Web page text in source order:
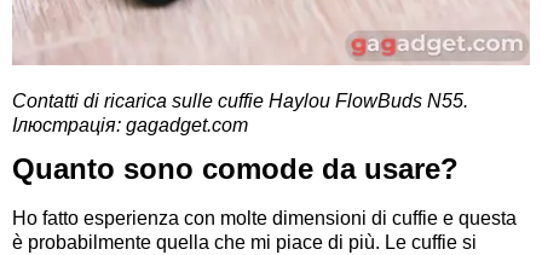
Contatti di ricarica sulle cuffie Haylou FlowBuds N55.
Ілюстрація: gagadget.com
Quanto sono comode da usare?
Ho fatto esperienza con molte dimensioni di cuffie e questa
è probabilmente quella che mi piace di più. Le cuffie si